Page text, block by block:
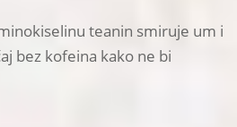
teanin smiruje um i
bez kofeina kako ne bi